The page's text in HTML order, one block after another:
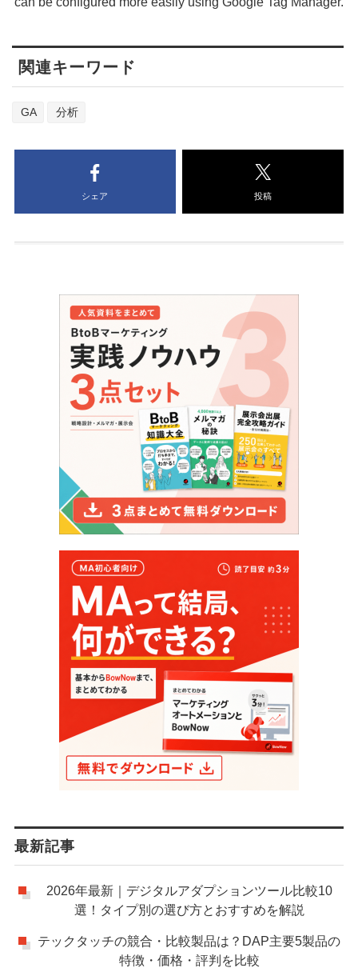
関連キーワード
GA 分析
シェア 投稿
最新記事
2026年最新｜デジタルアダプションツール比較10
選！タイプ別の選び方とおすすめを解説
テックタッチの競合・比較製品は？DAP主要5製品の
特徴・価格・評判を比較